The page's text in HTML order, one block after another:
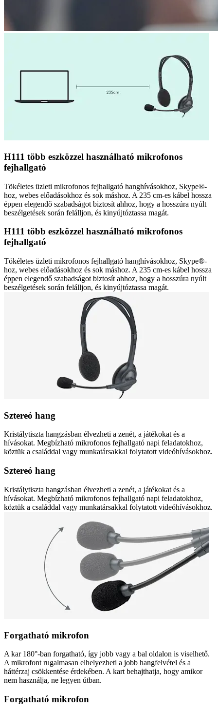
H111 több eszközzel használható mikrofonos
fejhallgató
Tökéletes üzleti mikrofonos fejhallgató hanghívásokhoz, Skype®-
hoz, webes előadásokhoz és sok máshoz. A 235 cm-es kábel hossza
éppen elegendő szabadságot biztosít ahhoz, hogy a hosszúra nyúlt
beszélgetések során felálljon, és kinyújtóztassa magát.
H111 több eszközzel használható mikrofonos
fejhallgató
Tökéletes üzleti mikrofonos fejhallgató hanghívásokhoz, Skype®-
hoz, webes előadásokhoz és sok máshoz. A 235 cm-es kábel hossza
éppen elegendő szabadságot biztosít ahhoz, hogy a hosszúra nyúlt
beszélgetések során felálljon, és kinyújtóztassa magát.
Sztereó hang
Kristálytiszta hangzásban élvezheti a zenét, a játékokat és a
hívásokat. Megbízható mikrofonos fejhallgató napi feladatokhoz,
köztük a családdal vagy munkatársakkal folytatott videóhívásokhoz.
Sztereó hang
Kristálytiszta hangzásban élvezheti a zenét, a játékokat és a
hívásokat. Megbízható mikrofonos fejhallgató napi feladatokhoz,
köztük a családdal vagy munkatársakkal folytatott videóhívásokhoz.
Forgatható mikrofon
A kar 180°-ban forgatható, így jobb vagy a bal oldalon is viselhető.
A mikrofont rugalmasan elhelyezheti a jobb hangfelvétel és a
háttérzaj csökkentése érdekében. A kart behajthatja, hogy amikor
nem használja, ne legyen útban.
Forgatható mikrofon